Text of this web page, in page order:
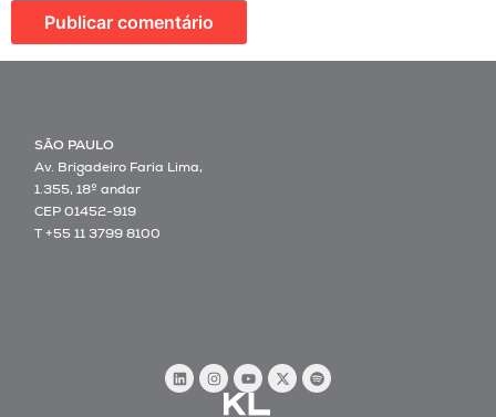
SÃO PAULO
Av. Brigadeiro Faria Lima,
1.355, 18º andar
CEP 01452-919
T +55 11 3799 8100